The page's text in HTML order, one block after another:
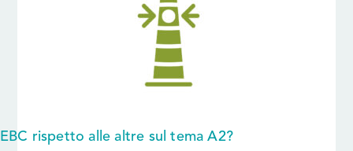
rispetto alle altre sul tema A2?